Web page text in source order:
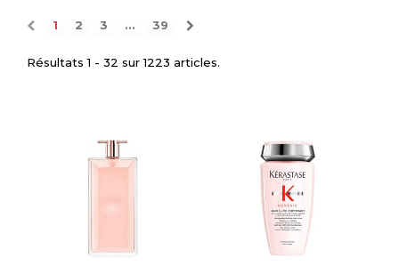
1 2 3 ... 39
Résultats 1 - 32 sur 1223 articles.